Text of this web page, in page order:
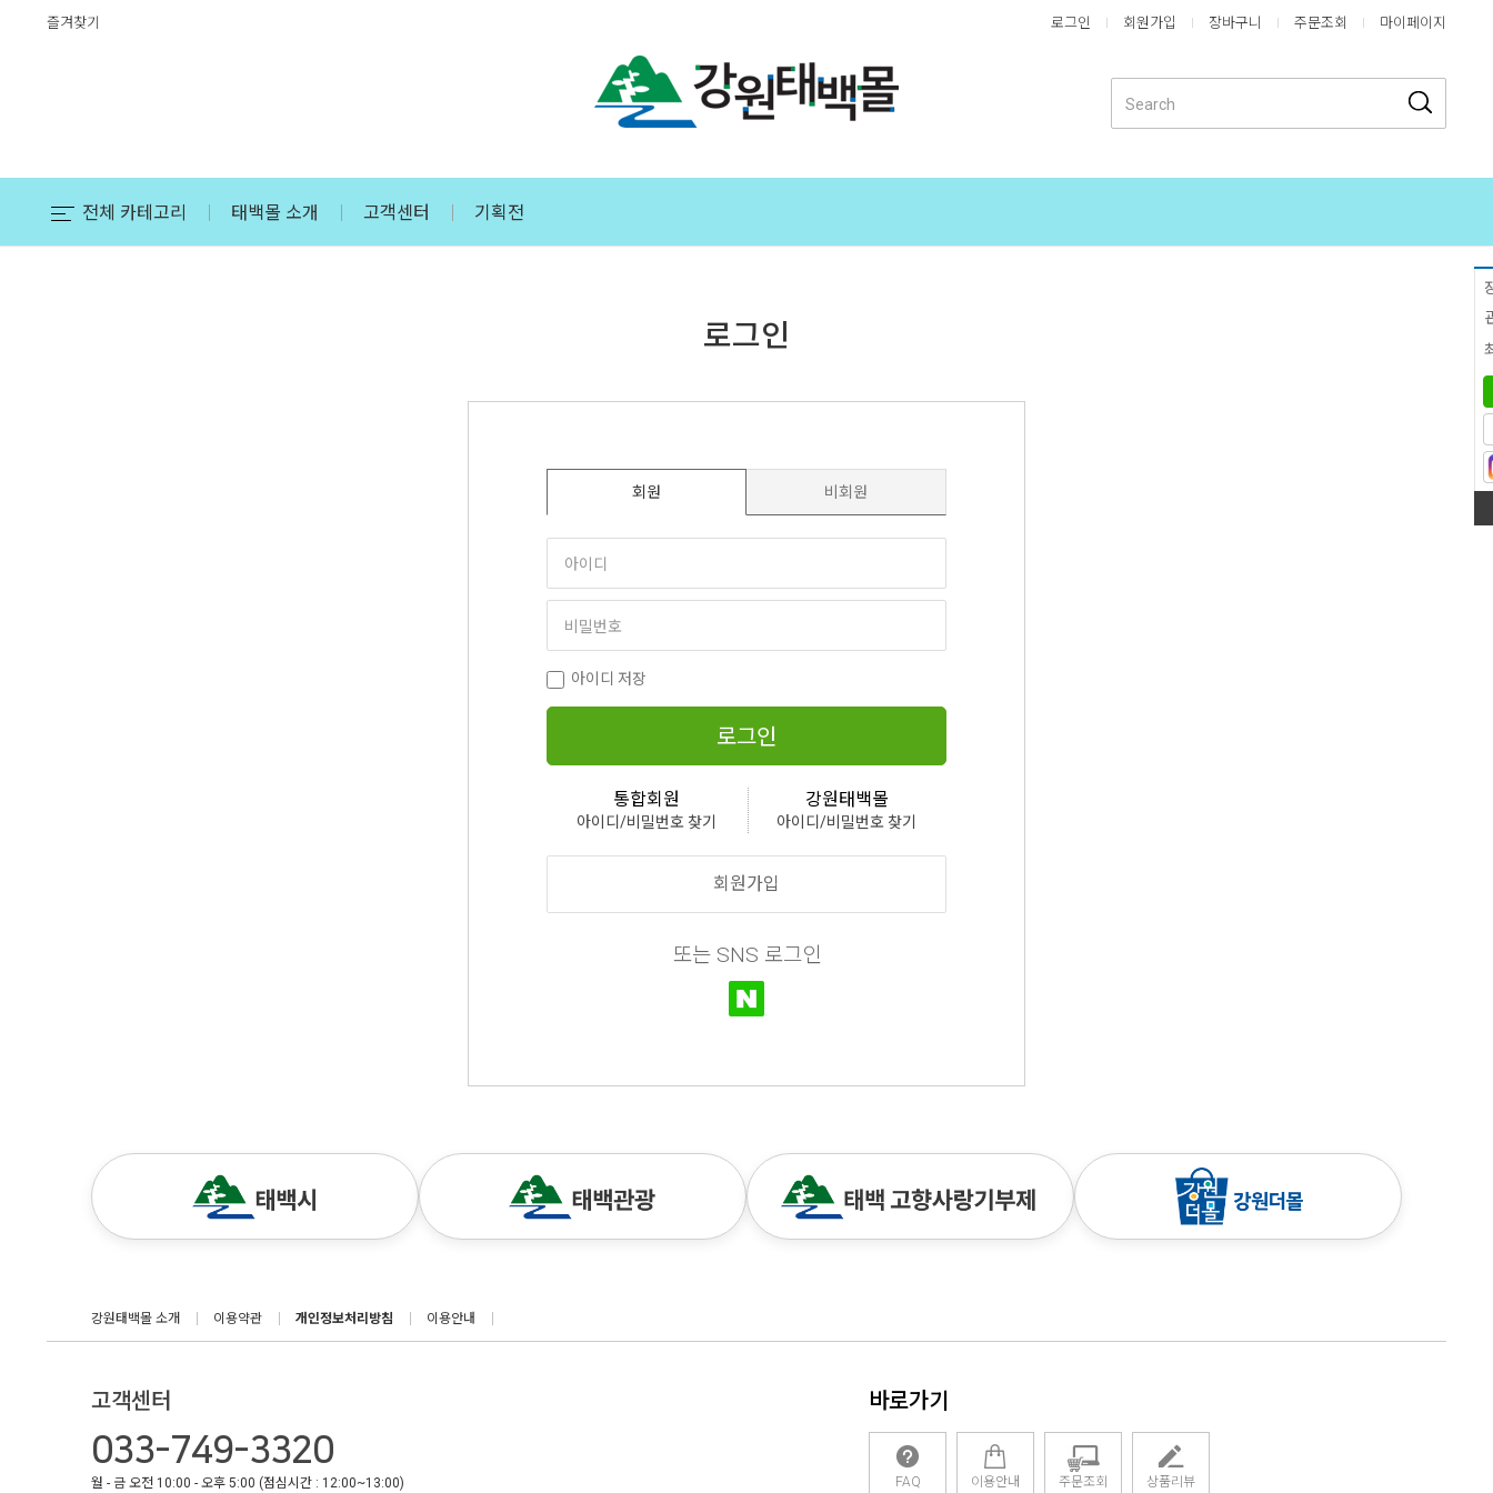
즐겨찾기 로그인 회원가입 장바구니 주문조회 마이페이지
전체 카테고리 태백몰 소개 고객센터 기획전
로그인
회원 비회원
아이디 저장
로그인
통합회원
아이디/비밀번호 찾기
강원태백몰
아이디/비밀번호 찾기
회원가입
또는 SNS 로그인
강원태백몰 소개 이용약관 개인정보처리방침 이용안내
고객센터
033-749-3320
월 - 금 오전 10:00 - 오후 5:00 (점심시간 : 12:00~13:00)
바로가기
FAQ 이용안내 주문조회 상품리뷰